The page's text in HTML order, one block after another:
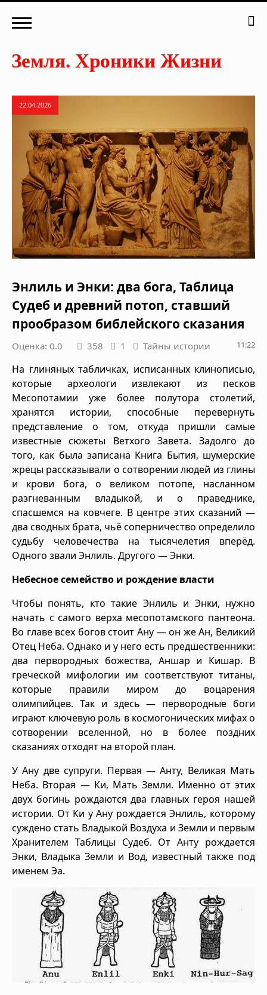
22.04.2026
Энлиль и Энки: два бога, Таблица
Судеб и древний потоп, ставший
прообразом библейского сказания
Оценка: 0.0 358 1 Тайны истории 11:22
На глиняных табличках, исписанных клинописью,
которые археологи извлекают из песков
Месопотамии уже более полутора столетий,
хранятся истории, способные перевернуть
представление о том, откуда пришли самые
известные сюжеты Ветхого Завета. Задолго до
того, как была записана Книга Бытия, шумерские
жрецы рассказывали о сотворении людей из глины
и крови бога, о великом потопе, насланном
разгневанным владыкой, и о праведнике,
спасшемся на ковчеге. В центре этих сказаний —
два сводных брата, чьё соперничество определило
судьбу человечества на тысячелетия вперёд.
Одного звали Энлиль. Другого — Энки.
Небесное семейство и рождение власти
Чтобы понять, кто такие Энлиль и Энки, нужно
начать с самого верха месопотамского пантеона.
Во главе всех богов стоит Ану — он же Ан, Великий
Отец Неба. Однако и у него есть предшественники:
два первородных божества, Аншар и Кишар. В
греческой мифологии им соответствуют титаны,
которые правили миром до воцарения
олимпийцев. Так и здесь — первородные боги
играют ключевую роль в космогонических мифах о
сотворении вселенной, но в более поздних
сказаниях отходят на второй план.
У Ану две супруги. Первая — Анту, Великая Мать
Неба. Вторая — Ки, Мать Земли. Именно от этих
двух богинь рождаются два главных героя нашей
истории. От Ки у Ану рождается Энлиль, которому
суждено стать Владыкой Воздуха и Земли и первым
Хранителем Таблицы Судеб. От Анту рождается
Энки, Владыка Земли и Вод, известный также под
именем Эа.